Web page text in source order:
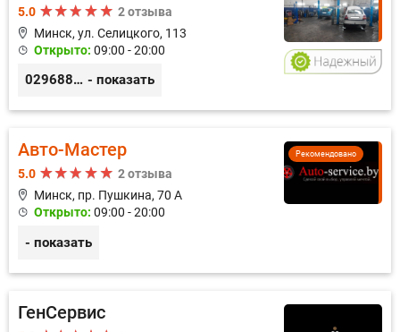
5.0
2 отзыва
Минск, ул. Селицкого, 113
Открыто: 09:00 - 20:00
0296889898 - показать
Рекомендовано
Авто-Мастер
5.0
2 отзыва
Минск, пр. Пушкина, 70 А
Открыто: 09:00 - 20:00
- показать
ГенСервис